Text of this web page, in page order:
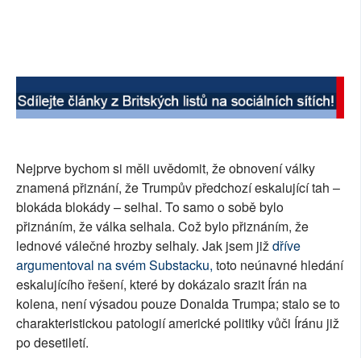
Nejprve bychom si měli uvědomit, že obnovení války
znamená přiznání, že Trumpův předchozí eskalující tah –
blokáda blokády – selhal. To samo o sobě bylo
přiznáním, že válka selhala. Což bylo přiznáním, že
lednové válečné hrozby selhaly. Jak jsem jiždříve
argumentoval na svém Substacku, toto neúnavné hledání
eskalujícího řešení, které by dokázalo srazit Írán na
kolena, není výsadou pouze Donalda Trumpa; stalo se to
charakteristickou patologií americké politiky vůči Íránu již
po desetiletí.